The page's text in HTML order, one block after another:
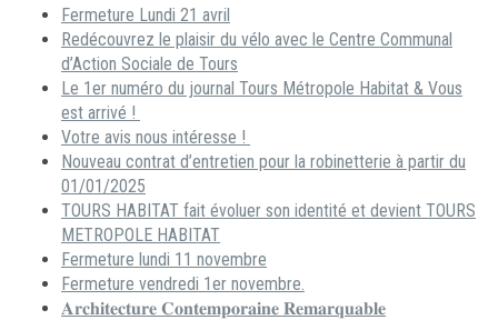
Fermeture Lundi 21 avril
Redécouvrez le plaisir du vélo avec le Centre Communal
d’Action Sociale de Tours
Le 1er numéro du journal Tours Métropole Habitat & Vous
est arrivé !
Votre avis nous intéresse !
Nouveau contrat d’entretien pour la robinetterie à partir du
01/01/2025
TOURS HABITAT fait évoluer son identité et devient TOURS
METROPOLE HABITAT
Fermeture lundi 11 novembre
Fermeture vendredi 1er novembre.
𝐀𝐫𝐜𝐡𝐢𝐭𝐞𝐜𝐭𝐮𝐫𝐞 𝐂𝐨𝐧𝐭𝐞𝐦𝐩𝐨𝐫𝐚𝐢𝐧𝐞 𝐑𝐞𝐦𝐚𝐫𝐪𝐮𝐚𝐛𝐥𝐞